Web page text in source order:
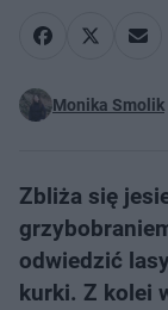
Monika Smolik
Zbliża się
odwiedzić
kurki. Z kolei